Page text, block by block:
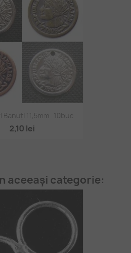
Banuți 11,5mm -10buc
2,10 lei
aceeași categorie: